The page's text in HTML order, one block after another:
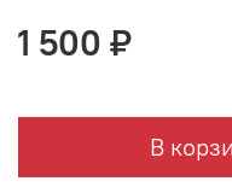
1 500 ₽
В